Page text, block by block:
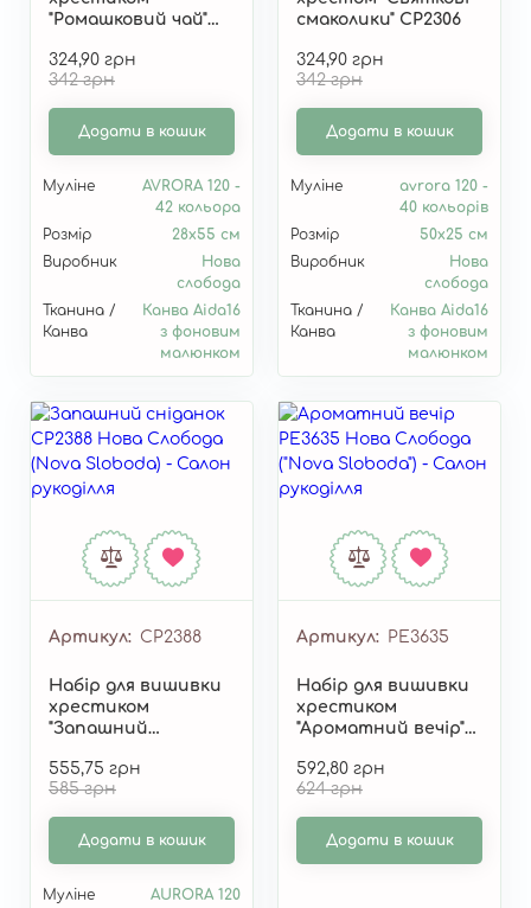
"Ромашковий чай"
324,90 грн
342 грн
Додати в кошик
Муліне
AVRORA 120 -
42 кольора
Розмір
28х55 см
Виробник
Нова
слобода
Тканина /
Канва
Канва Aida16
з фоновим
малюнком
смаколики" СР2306
324,90 грн
342 грн
Додати в кошик
Муліне
avrora 120 -
40 кольорів
Розмір
50х25 см
Виробник
Нова
слобода
Тканина /
Канва
Канва Aida16
з фоновим
малюнком
Артикул СР2388
Набір для вишивки
хрестиком
"Запашний
555,75 грн
585 грн
Додати в кошик
Муліне
AURORA 120
Артикул РЕ3635
Набір для вишивки
хрестиком
"Ароматний вечір"
592,80 грн
624 грн
Додати в кошик